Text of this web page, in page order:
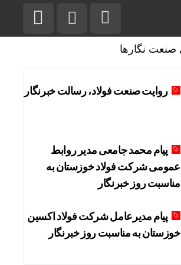
روایت صنعت فولاد،‌ رسالت خبرنگار
پیام محمد جامعی مدیر روابط
عمومی شرکت فولاد خوزستان به
مناسبت روز خبرنگار
پیام مدیرعامل شرکت فولاد اکسین
خوزستان به مناسبت روز خبرنگار